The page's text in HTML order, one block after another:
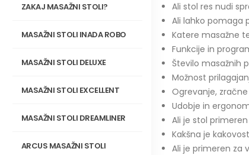
ZAKAJ MASAŽNI STOLI?
MASAŽNI STOLI INADA ROBO
MASAŽNI STOLI DELUXE
MASAŽNI STOLI EXCELLENT
MASAŽNI STOLI DREAMLINER
ARCUS MASAŽNI STOLI
Ali stol res nudi
Ali lahko pomaga
Katere masažne
Funkcije in
Število masažnih
Možnost
Ogrevanje,
Udobje in
Ali je stol
Kakšna je
Ali je primeren za